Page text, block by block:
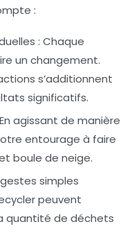
:
: Chaque
un changement.
s’additionnent
significatifs.
En agissant de manière
entourage à faire
boule de neige.
simples
peuvent
quantité de déchets